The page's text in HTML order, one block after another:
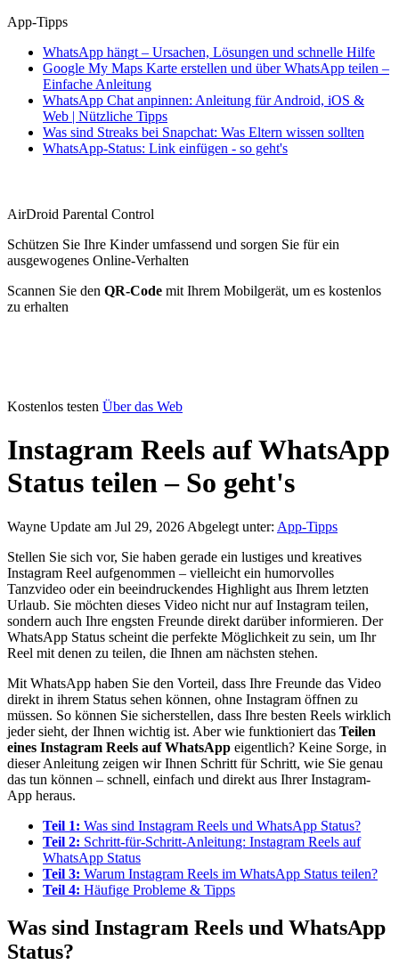
App-Tipps
WhatsApp hängt – Ursachen, Lösungen und schnelle Hilfe
Google My Maps Karte erstellen und über WhatsApp teilen –
Einfache Anleitung
WhatsApp Chat anpinnen: Anleitung für Android, iOS &
Web | Nützliche Tipps
Was sind Streaks bei Snapchat: Was Eltern wissen sollten
WhatsApp-Status: Link einfügen - so geht's
AirDroid Parental Control
Schützen Sie Ihre Kinder umfassend und sorgen Sie für ein
ausgewogenes Online-Verhalten
Scannen Sie den QR-Code mit Ihrem Mobilgerät, um es kostenlos
zu erhalten
Kostenlos testen Über das Web
Instagram Reels auf WhatsApp
Status teilen – So geht's
Wayne Update am Jul 29, 2026 Abgelegt unter: App-Tipps
Stellen Sie sich vor, Sie haben gerade ein lustiges und kreatives
Instagram Reel aufgenommen – vielleicht ein humorvolles
Tanzvideo oder ein beeindruckendes Highlight aus Ihrem letzten
Urlaub. Sie möchten dieses Video nicht nur auf Instagram teilen,
sondern auch Ihre engsten Freunde direkt darüber informieren. Der
WhatsApp Status scheint die perfekte Möglichkeit zu sein, um Ihr
Reel mit denen zu teilen, die Ihnen am nächsten stehen.
Mit WhatsApp haben Sie den Vorteil, dass Ihre Freunde das Video
direkt in ihrem Status sehen können, ohne Instagram öffnen zu
müssen. So können Sie sicherstellen, dass Ihre besten Reels wirklich
jeder sieht, der Ihnen wichtig ist. Aber wie funktioniert das Teilen
eines Instagram Reels auf WhatsApp eigentlich? Keine Sorge, in
dieser Anleitung zeigen wir Ihnen Schritt für Schritt, wie Sie genau
das tun können – schnell, einfach und direkt aus Ihrer Instagram-
App heraus.
Teil 1: Was sind Instagram Reels und WhatsApp Status?
Teil 2: Schritt-für-Schritt-Anleitung: Instagram Reels auf
WhatsApp Status
Teil 3: Warum Instagram Reels im WhatsApp Status teilen?
Teil 4: Häufige Probleme & Tipps
Was sind Instagram Reels und WhatsApp
Status?